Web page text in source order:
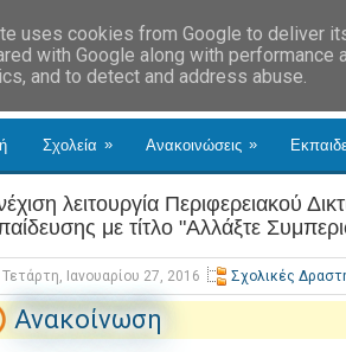
Σχολεία » Ανακοινώσεις »
λειτουργία Περιφερειακού
με τίτλο "Αλλάξτε
Τετάρτη, Ιανουαρίου 27, 2016 Σχολικές
Ανακοίνωση
uses cookies from Google to deliver
with Google along with
and to detect and address abuse.